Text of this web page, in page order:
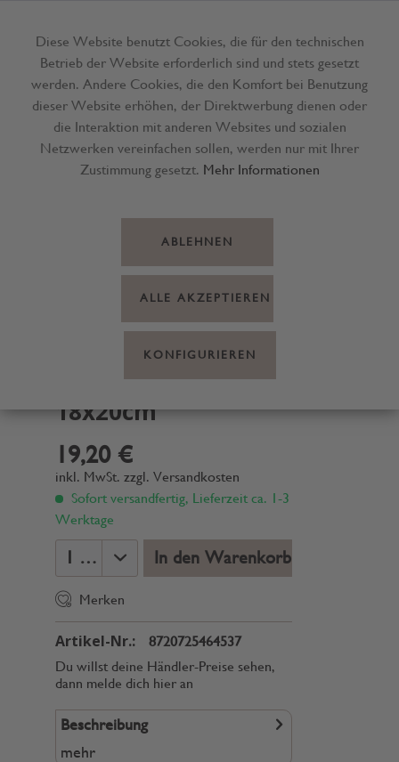
Menü
Vase Glas braun
18x20cm
19,20 €
inkl. MwSt. zzgl. Versandkosten
Sofort versandfertig, Lieferzeit ca. 1-3
Werktage
In den Warenkorb
Merken
Artikel-Nr.:
8720725464537
Du willst deine Händler-Preise sehen,
dann melde dich hier an
Beschreibung
mehr
Diese Website benutzt Cookies, die für den technischen
Betrieb der Website erforderlich sind und stets gesetzt
werden. Andere Cookies, die den Komfort bei Benutzung
dieser Website erhöhen, der Direktwerbung dienen oder
die Interaktion mit anderen Websites und sozialen
Netzwerken vereinfachen sollen, werden nur mit Ihrer
Zustimmung gesetzt. Mehr Informationen
ABLEHNEN
ALLE AKZEPTIEREN
KONFIGURIEREN